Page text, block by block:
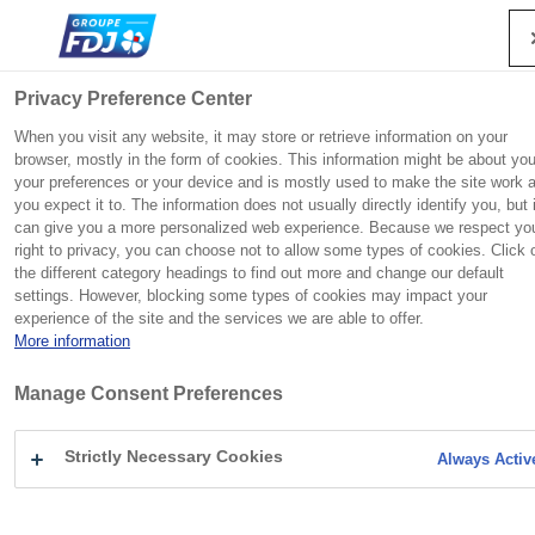
Groupe
F
e
r
m
e
Groupe
FDJ UNITED est un champion européen des jeux d’argent et
de hasard, avec un large portefeuille de marques iconiques et
une excellence technologique reconnue.
Histoire
Engagements
F
e
r
m
e
Engagements
Héritière de la Loterie nationale, qui a vu le jour en 1933 pour
venir en aide aux victimes de la Grande Guerre, FDJ UNITED
garde la responsabilité sociétale au cœur de son modèle.
NOTRE POLITIQUE RSE
Presse
F
e
r
m
e
Presse
Contact presse
Dossiers de presse
Agenda
Carrières
Investisseurs
F
e
r
m
e
Investisseurs
FDJ UNITED entretient avec les investisseurs et ses
actionnaires, tant individuels qu’institutionnels, une relation de
confiance fondée sur le dialogue et la transparence.
Suivre l’action
L
a
n
Information réglementée
Engagement des collaborateurs
Suivre l’action
Innovation
Activités Jeu responsable
Sport
Vous
êtes
ici
:
AccueilCommuniqués de presse
Fête Nationale : Un tirage Loto exceptionnel de 10 millions d’euros, aux
couleurs du Bleuet de France, qui célèbre ses 100 ans de solidarité et
mémoire
10 JUILLET 2025
FÊTE NATIONALE : UN
TIRAGE LOTO
Privacy Preference Center
When you visit any website, it may store or retrieve information on your
browser, mostly in the form of cookies. This information might be about
your preferences or your device and is mostly used to make the site work
you expect it to. The information does not usually directly identify you, but
can give you a more personalized web experience. Because we respect
right to privacy, you can choose not to allow some types of cookies. Click
the different category headings to find out more and change our default
settings. However, blocking some types of cookies may impact your
experience of the site and the services we are able to offer.
More information
Manage Consent Preferences
Strictly Necessary Cookies Always